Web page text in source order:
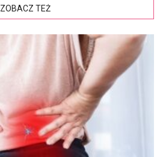
ZOBACZ TEŻ